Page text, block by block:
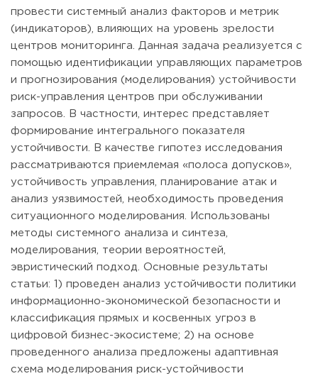
провести системный анализ факторов и метрик
(индикаторов), влияющих на уровень зрелости
центров мониторинга. Данная задача реализуется с
помощью идентификации управляющих параметров
и прогнозирования (моделирования) устойчивости
риск-управления центров при обслуживании
запросов. В частности, интерес представляет
формирование интегрального показателя
устойчивости. В качестве гипотез исследования
рассматриваются приемлемая «полоса допусков»,
устойчивость управления, планирование атак и
анализ уязвимостей, необходимость проведения
ситуационного моделирования. Использованы
методы системного анализа и синтеза,
моделирования, теории вероятностей,
эвристический подход. Основные результаты
статьи: 1) проведен анализ устойчивости политики
информационно-экономической безопасности и
классификация прямых и косвенных угроз в
цифровой бизнес-экосистеме; 2) на основе
проведенного анализа предложены адаптивная
схема моделирования риск-устойчивости